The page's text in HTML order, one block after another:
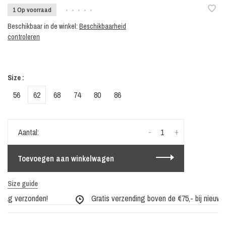
1 Op voorraad • • • • •
Beschikbaar in de winkel: Beschikbaarheid
controleren
Size :
56 62 68 74 80 86
Aantal: +
-
Toevoegen aan winkelwagen
Size guide
verzonden! Gratis verzending boven de €75,- bij nieuwe